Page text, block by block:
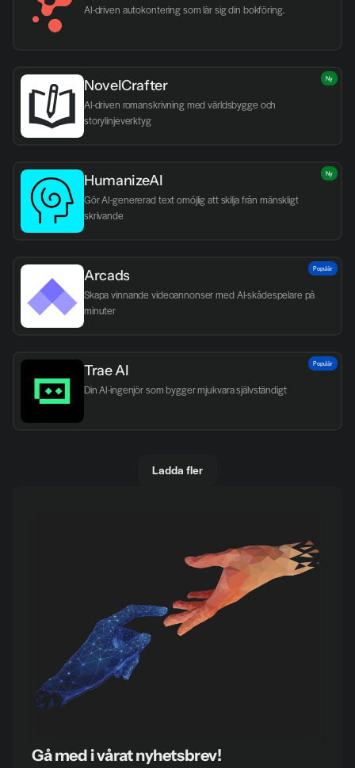
AI-driven autokontering som lär sig din bokföring.
NovelCrafter
AI-driven romanskrivning med världsbygge och
storylinjeverktyg
Ny
HumanizeAI
Gör AI-genererad text omöjlig att skilja från mänskligt
skrivande
Ny
Arcads
Skapa vinnande videoannonser med AI-skådespelare på
minuter
Populär
Trae AI
Din AI-ingenjör som bygger mjukvara självständigt
Populär
Ladda fler
Gå med i vårat nyhetsbrev!